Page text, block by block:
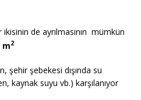
ikisinin de ayrılmasının mümkün
m2
şehir şebekesi dışında su
kaynak suyu vb.) karşılanıyor